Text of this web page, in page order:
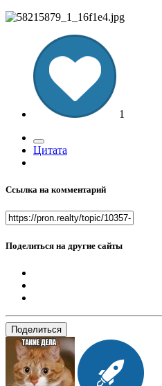
1
Цитата
Ссылка на комментарий
Поделиться на другие сайты
Поделиться